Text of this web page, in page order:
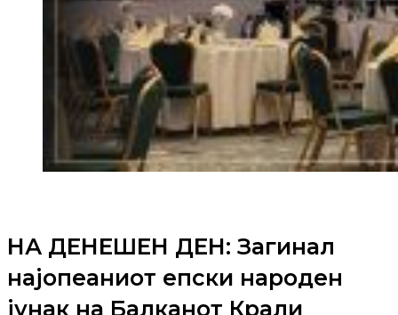
НА ДЕНЕШЕН ДЕН: Загинал
најопеаниот епски народен
јунак на Балканот Крали